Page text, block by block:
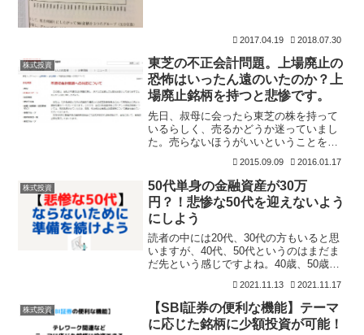
い。でも、やっぱり減らした
2017.04.19 2018.07.30
株式投資
東芝の不正会計問題。上場廃止の
恐怖はいったん遠のいたのか？上
場廃止銘柄を持つと悲惨です。
先日、叔母に会ったら東芝の株を持って
いるらしく、売るかどうか迷っていまし
た。売らないほうがいいということを伝
ともいえる不正会計（東芝は不適切な会
計処理って言い回ししてましたが）によ
り最悪のケースでは、上場
2015.09.09 2016.01.17
株式投資
50代単身の金融資産が30万
円？！悲惨な50代を迎えないよう
にしよう
読者の中には20代、30代の方もいると思
いますが、40代、50代というのはまだま
だ先という感じですよね。40歳、50歳代
も出てきます。私もアラフォー世代にな
ったことで、他人事ではありません。幸
い、それなり
2021.11.13 2021.11.17
株式投資
【SBI証券の便利な機能】テーマ
に応じた銘柄に少額投資が可能！